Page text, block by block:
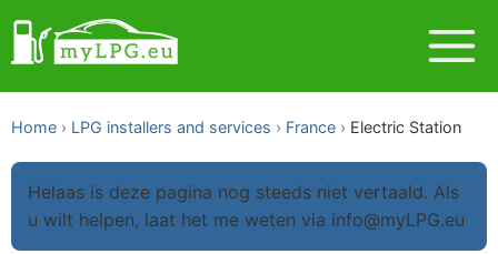
Home LPG installers and services France Electric Station
Helaas is deze pagina nog steeds niet vertaald. Als
u wilt helpen, laat het me weten via info@myLPG.eu